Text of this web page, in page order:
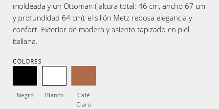
moldeada y un Ottoman ( altura total: 46 cm, ancho 67 cm
y profundidad 64 cm), el sillón Metz rebosa elegancia y
confort. Exterior de madera y asiento tapizado en piel
italiana.
COLORES
Negro Blanco
Café
Claro